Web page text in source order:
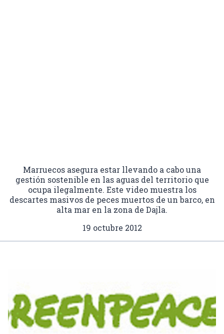
Marruecos asegura estar llevando a cabo una
gestión sostenible en las aguas del territorio que
ocupa ilegalmente. Este video muestra los
descartes masivos de peces muertos de un barco, en
alta mar en la zona de Dajla.
19 octubre 2012